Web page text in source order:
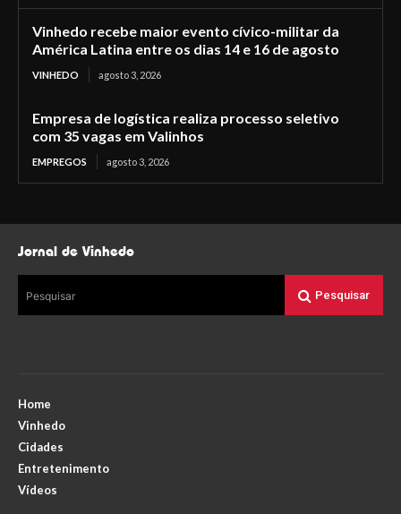
Vinhedo recebe maior evento cívico-militar da
América Latina entre os dias 14 e 16 de agosto
VINHEDO agosto 3, 2026
Empresa de logística realiza processo seletivo
com 35 vagas em Valinhos
EMPREGOS agosto 3, 2026
Jornal de Vinhedo
Pesquisar Pesquisar
Home
Vinhedo
Cidades
Entretenimento
Vídeos